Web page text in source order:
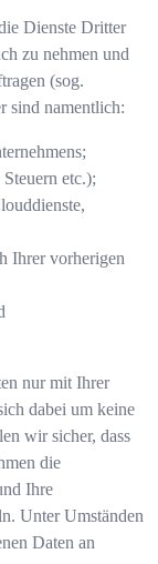
Dienste Dritter
zu nehmen und
(sog.
sind namentlich:
etc.);
Ihrer vorherigen
nur mit Ihrer
dabei um keine
wir sicher, dass
die
Ihre
Unter Umständen
Daten an